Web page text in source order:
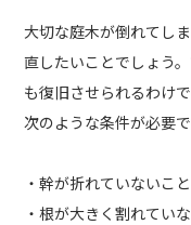
大切な庭木が倒れてし
直したいことでしょう
も復旧させられるわけ
次のような条件が必要で
・幹が折れていないこと
・根が大きく割れてい